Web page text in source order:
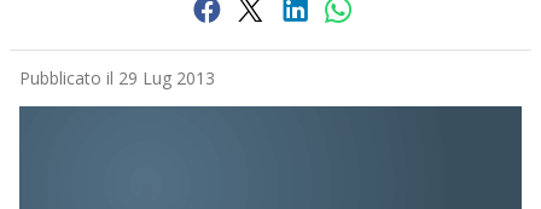
Pubblicato il 29 Lug 2013